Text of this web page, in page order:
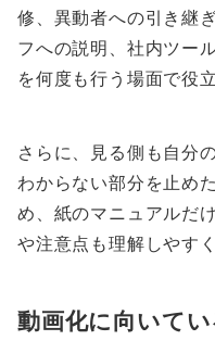
修、異動者への引き継
フへの説明、社内ツー
を何度も行う場面で役
さらに、見る側も自分
わからない部分を止め
め、紙のマニュアルだ
や注意点も理解しやす
動画化に向いて